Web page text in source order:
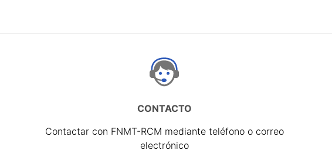
CONTACTO
Contactar con FNMT-RCM mediante teléfono o correo
electrónico